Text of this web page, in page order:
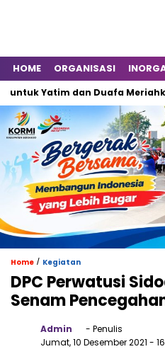
HOME ORGANISASI
Yatim dan Duafa Meriahkan
Home / Kegiatan
DPC Perwatusi
Senam
Admin
- Penulis
Jumat, 10 Desember 2021 -